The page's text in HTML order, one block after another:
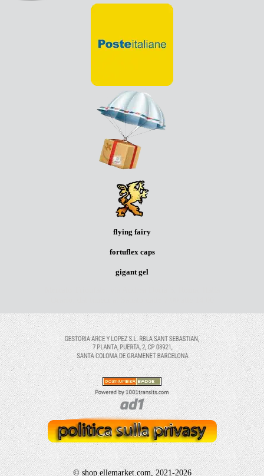
flying fairy
fortuflex caps
gigant gel
© shop.ellemarket.com, 2021-2026